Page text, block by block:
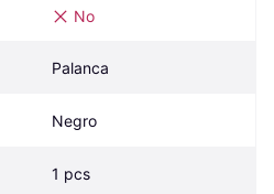
No
Palanca
Negro
1 pcs